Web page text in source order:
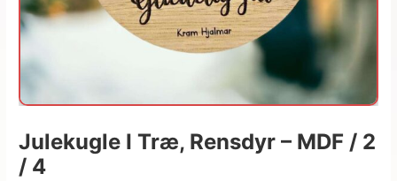
Julekugle I Træ, Rensdyr – MDF / 2
/ 4